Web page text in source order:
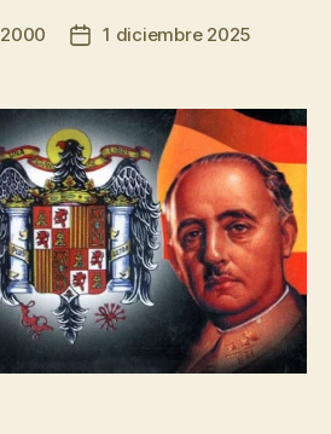
1 diciembre 2025